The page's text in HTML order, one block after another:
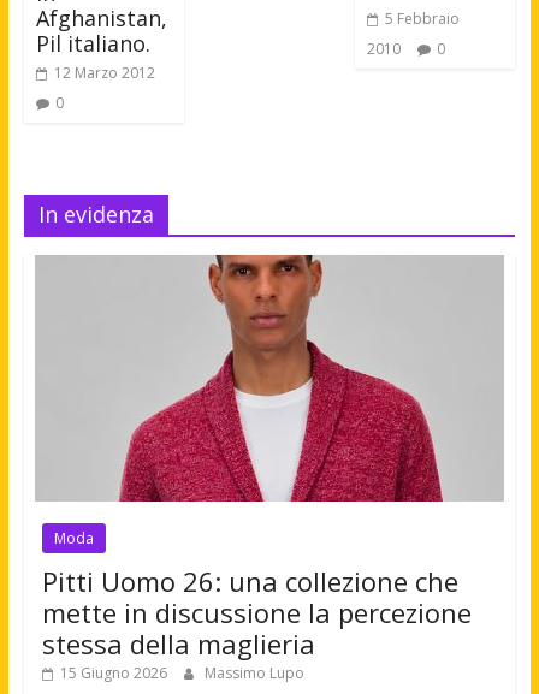
Afghanistan,
Pil italiano.
12 Marzo 2012
0
5 Febbraio
2010
0
In evidenza
Moda
Pitti Uomo 26: una collezione che
mette in discussione la percezione
stessa della maglieria
15 Giugno 2026 Massimo Lupo